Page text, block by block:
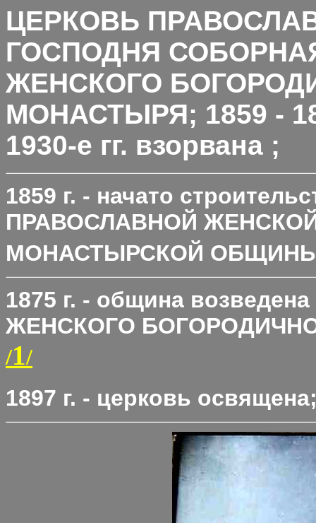
ЦЕРКОВЬ
ГОСПОДНЯ
ЖЕНСКОГО
МОНАСТЫРЯ; 1859 -
1930-е гг. взорвана ;
1859 г. - начато
ПРАВОСЛАВНОЙ
МОНАСТЫРСКОЙ
1875 г. - община
ЖЕНСКОГО
/1/
1897 г. - церковь